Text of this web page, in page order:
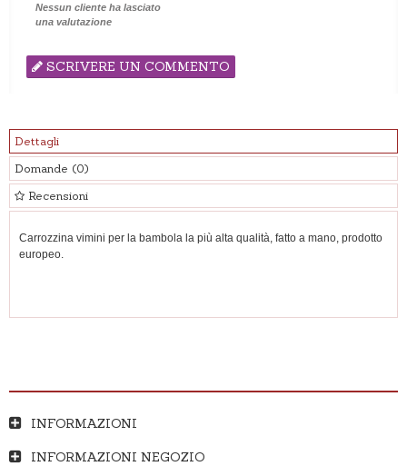
Nessun cliente ha lasciato
una valutazione
SCRIVERE UN COMMENTO
Dettagli
Domande (0)
Recensioni
Carrozzina vimini per la bambola la più alta qualità, fatto a mano, prodotto
europeo.
INFORMAZIONI
INFORMAZIONI NEGOZIO